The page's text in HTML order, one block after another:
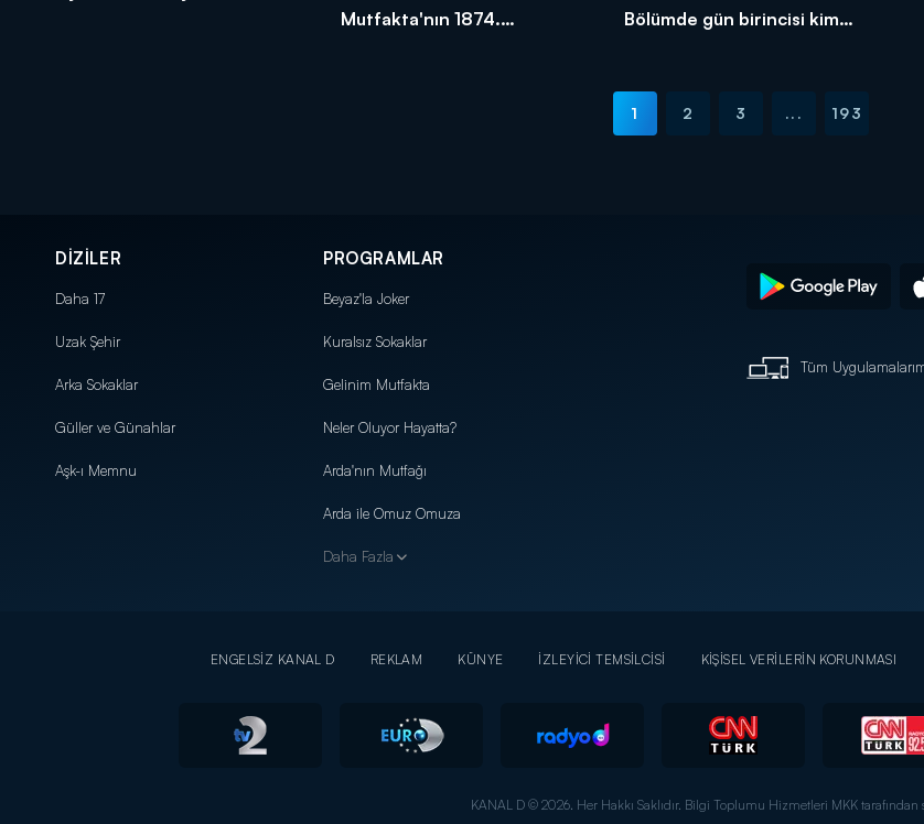
Mutfakta'nın 1874.
Bölümde gün birincisi kim
1 2 3 ... 193
DİZİLER
Daha 17
Uzak Şehir
Arka Sokaklar
Güller ve Günahlar
Aşk-ı Memnu
PROGRAMLAR
Beyaz'la Joker
Kuralsız Sokaklar
Gelinim Mutfakta
Neler Oluyor Hayatta?
Arda'nın Mutfağı
Arda ile Omuz Omuza
Daha Fazla
Tüm
ENGELSİZ KANAL D REKLAM KÜNYE İZLEYİCİ TEMSİLCİSİ KİŞİSEL VERİLERİN KORUNMASI
KANAL D © 2026. Her Hakkı Saklıdır. Bilgi Toplumu Hizmetleri MKK tarafından